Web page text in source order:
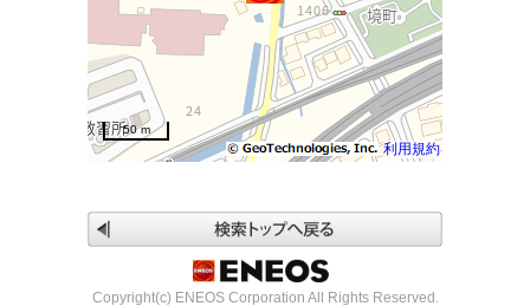
利用規約
50 m
Copyright(c) ENEOS Corporation All Rights Reserved.